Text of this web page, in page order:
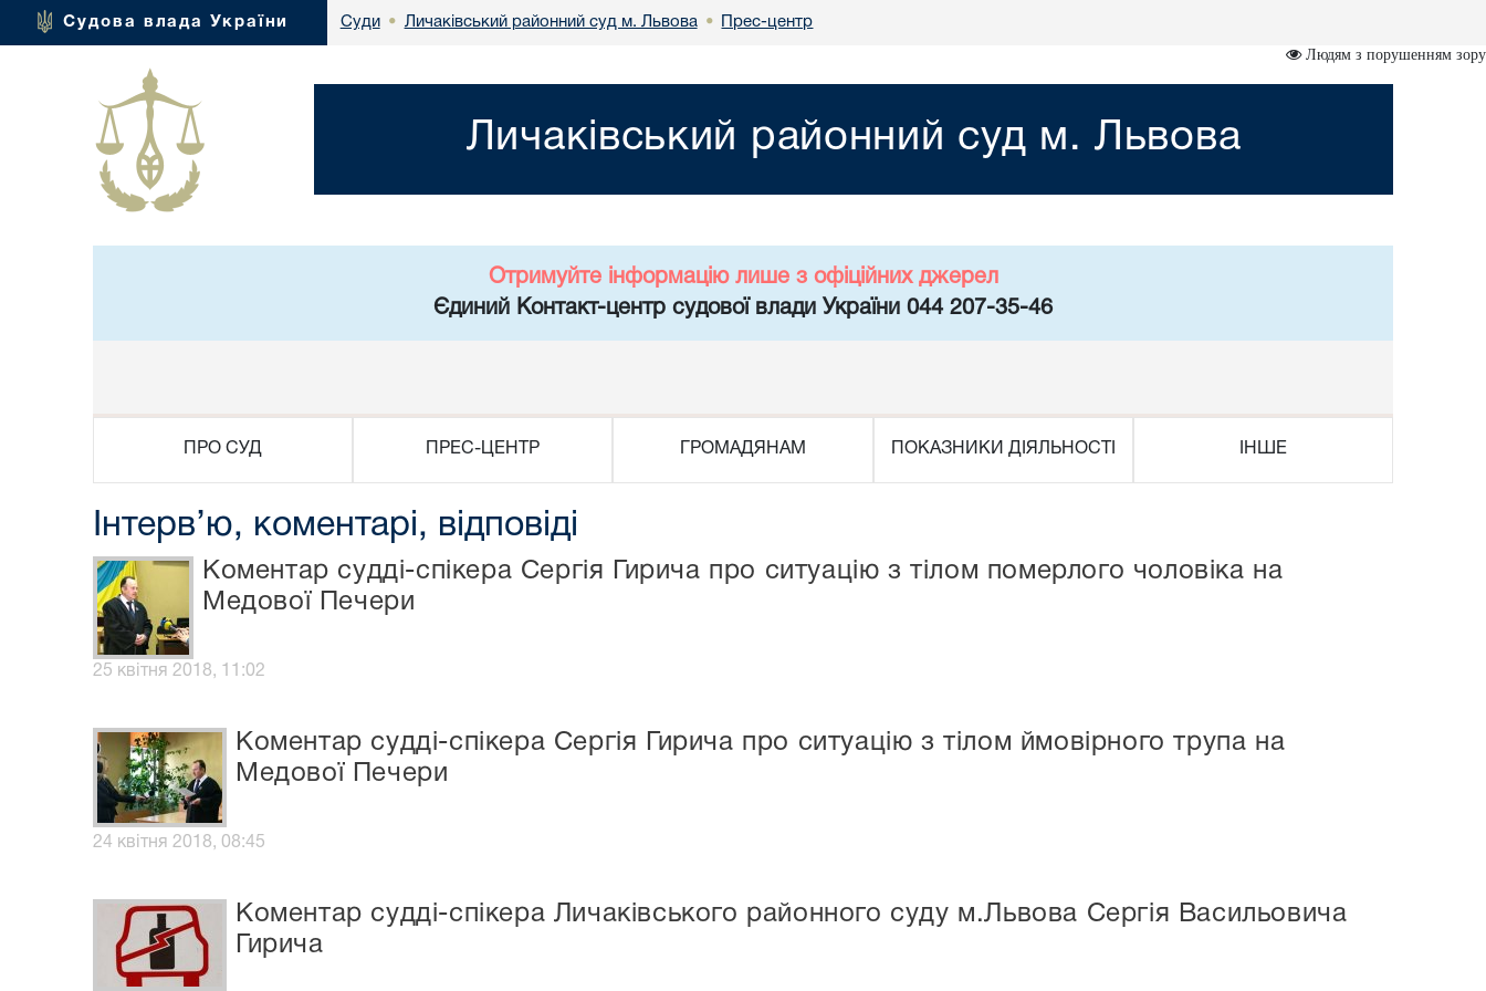
Судова влада України Суди • Личаківський районний суд м. Львова • Прес-центр
Людям з порушенням зору
Личаківський районний суд м. Львова
Отримуйте інформацію лише з офіційних джерел
Єдиний Контакт-центр судової влади України 044 207-35-46
ПРО СУД ПРЕС-ЦЕНТР ГРОМАДЯНАМ ПОКАЗНИКИ ДІЯЛЬНОСТІ ІНШЕ
Інтерв’ю, коментарі, відповіді
Коментар судді-спікера Сергія Гирича про ситуацію з тілом померлого чоловіка на
Медової Печери
25 квітня 2018, 11:02
Коментар судді-спікера Сергія Гирича про ситуацію з тілом ймовірного трупа на
Медової Печери
24 квітня 2018, 08:45
Коментар судді-спікера Личаківського районного суду м.Львова Сергія Васильовича
Гирича